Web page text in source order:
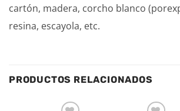
cartón, madera, corcho blanco
resina, escayola, etc.
PRODUCTOS RELACIONADOS